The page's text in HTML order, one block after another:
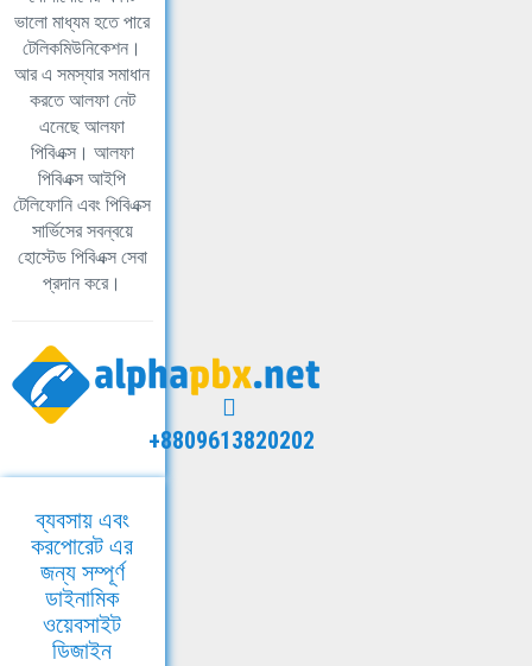
ভালো মাধ্যম হতে পারে
টেলিকমিউনিকেশন।
আর এ সমস্যার সমাধান
করতে আলফা নেট
এনেছে আলফা
পিবিএক্স। আলফা
পিবিএক্স আইপি
টেলিফোনি এবং পিবিএক্স
সার্ভিসের সবন্বয়ে
হোস্টেড পিবিএক্স সেবা
প্রদান করে।
+8809613820202
ব্যবসায় এবং
করপোরেট এর
জন্য সম্পূর্ণ
ডাইনামিক
ওয়েবসাইট
ডিজাইন